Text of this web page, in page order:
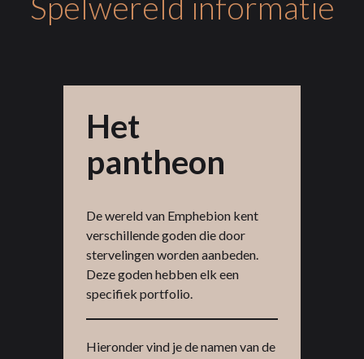
Het
pantheon
De wereld van Emphebion kent
verschillende goden die door
stervelingen worden aanbeden.
Deze goden hebben elk een
specifiek portfolio.
Hieronder vind je de namen van de